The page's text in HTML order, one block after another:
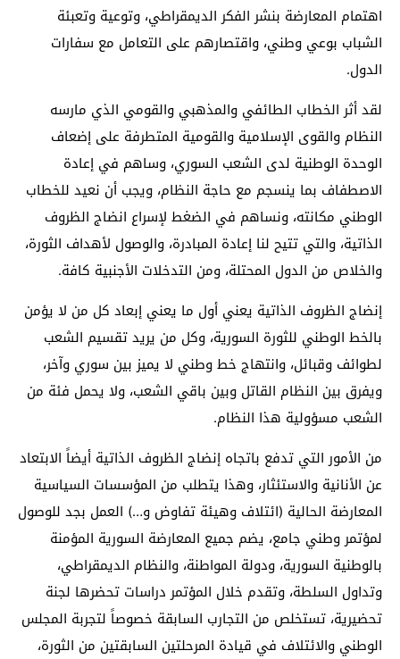
اهتمام المعارضة بنشر الفكر الديمقراطي، وتوعية وتعبئة
الشباب بوعي وطني، واقتصارهم على التعامل مع سفارات
الدول.
لقد أثر الخطاب الطائفي والمذهبي والقومي الذي مارسه
النظام والقوى الإسلامية والقومية المتطرفة على إضعاف
الوحدة الوطنية لدى الشعب السوري، وساهم في إعادة
الاصطفاف بما ينسجم مع حاجة النظام، ويجب أن نعيد للخطاب
الوطني مكانته، ونساهم في الضغط لإسراع انضاج الظروف
الذاتية، والتي تتيح لنا إعادة المبادرة، والوصول لأهداف الثورة،
والخلاص من الدول المحتلة، ومن التدخلات الأجنبية كافة.
إنضاج الظروف الذاتية يعني أول ما يعني إبعاد كل من لا يؤمن
بالخط الوطني للثورة السورية، وكل من يريد تقسيم الشعب
لطوائف وقبائل، وانتهاج خط وطني لا يميز بين سوري وآخر،
ويفرق بين النظام القاتل وبين باقي الشعب، ولا يحمل فئة من
الشعب مسؤولية هذا النظام.
من الأمور التي تدفع باتجاه إنضاج الظروف الذاتية أيضاً الابتعاد
عن الأنانية والاستئثار، وهذا يتطلب من المؤسسات السياسية
المعارضة الحالية (ائتلاف وهيئة تفاوض و…) العمل بجد للوصول
لمؤتمر وطني جامع، يضم جميع المعارضة السورية المؤمنة
بالوطنية السورية، ودولة المواطنة، والنظام الديمقراطي،
وتداول السلطة، وتقدم خلال المؤتمر دراسات تحضرها لجنة
تحضيرية، تستخلص من التجارب السابقة خصوصاً لتجربة المجلس
الوطني والائتلاف في قيادة المرحلتين السابقتين من الثورة،